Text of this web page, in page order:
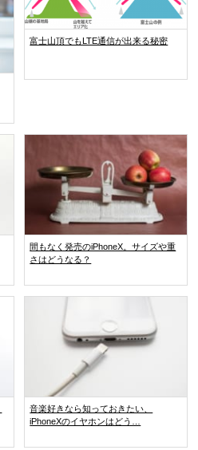
富士山頂でもLTE通信が出来る秘密
間もなく発売のiPhoneX。サイズや重
さはどうなる？
音楽好きなら知っておきたい、
iPhoneXのイヤホンはどう…